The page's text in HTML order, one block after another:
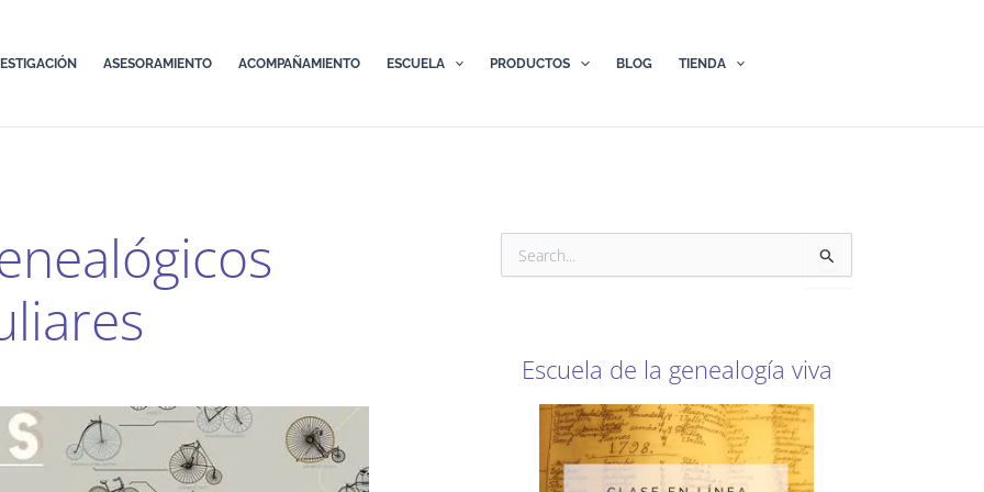
ASESORAMIENTO ACOMPAÑAMIENTO ESCUELA PRODUCTOS BLOG TIENDA
Escuela de la genealogía viva